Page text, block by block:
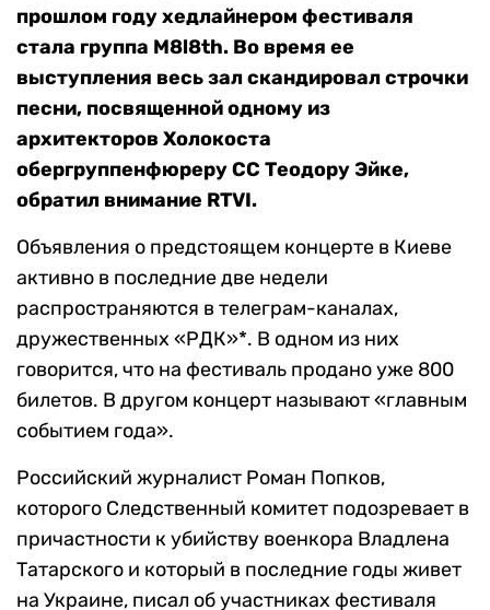
прошлом году хедлайнером фестиваля
стала группа M8l8th. Во время ее
выступления весь зал скандировал строчки
песни, посвященной одному из
архитекторов Холокоста
обергруппенфюреру СС Теодору Эйке,
обратил внимание RTVI.
Объявления о предстоящем концерте в Киеве
активно в последние две недели
распространяются в телеграм-каналах,
дружественных «РДК»*. В одном из них
говорится, что на фестиваль продано уже 800
билетов. В другом концерт называют «главным
событием года».
Российский журналист Роман Попков,
которого Следственный комитет подозревает в
причастности к убийству военкора Владлена
Татарского и который в последние годы живет
на Украине, писал об участниках фестиваля